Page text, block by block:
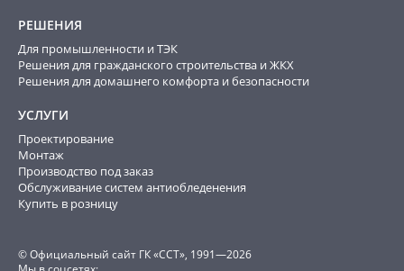
РЕШЕНИЯ
Для промышленности и ТЭК
Решения для гражданского строительства и ЖКХ
Решения для домашнего комфорта и безопасности
УСЛУГИ
Проектирование
Монтаж
Производство под заказ
Обслуживание систем антиобледенения
Купить в розницу
© Официальный сайт ГК «ССТ», 1991—2026